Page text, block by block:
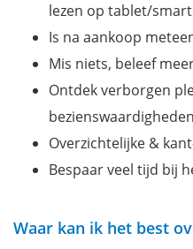
lezen op tablet/
Is na aankoop
Mis niets, beleef
Ontdek verborgen
Overzichtelijke &
Bespaar veel tijd bij
Waar kan ik het best